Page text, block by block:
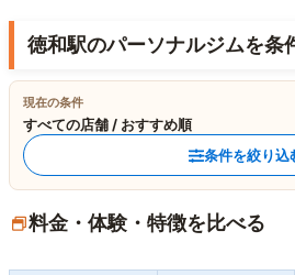
徳和駅のパーソナルジムを条
現在の条件
すべての店舗 / おすすめ順
条件を絞り込
料金・体験・特徴を比べる